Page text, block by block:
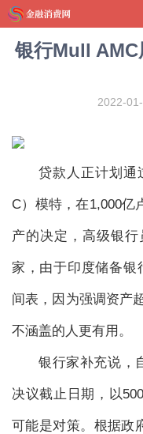
银行Mull AMC
2022-
贷款人正计划通
C）模特，在1,000亿
产的决定，高级银
家，由于印度储备银
间表，因为强调资产
不涵盖的人更有用。
银行家补充说，
决议截止日期，以
可能是对策。根据政